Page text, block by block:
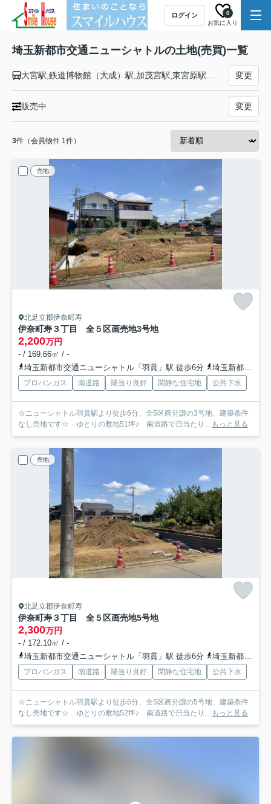
ログイン
お気に入り
0
埼玉新都市交通ニューシャトルの土地(売買)一覧
変更
販売中 変更
3件（会員物件 1件）
売地
北足立郡伊奈町寿
伊奈町寿３丁目 全５区画売地3号地
2,200万円
- / 169.66㎡ / -
埼玉新都市交通ニューシャトル「羽貫」駅 徒歩6分
埼玉新都市交通ニューシャトル「内宿」駅 徒歩12分
プロパンガス 南道路 陽当り良好 閑静な住宅地 公共下水
☆ニューシャトル羽貫駅より徒歩6分、全5区画分譲の3号地、建築条件
なし売地です☆ ゆとりの敷地51坪♪ 南道路で日当たり... もっと見る
売地
北足立郡伊奈町寿
伊奈町寿３丁目 全５区画売地5号地
2,300万円
- / 172.10㎡ / -
埼玉新都市交通ニューシャトル「羽貫」駅 徒歩6分
埼玉新都市交通ニューシャトル「内宿」駅 徒歩12分
プロパンガス 南道路 陽当り良好 閑静な住宅地 公共下水
☆ニューシャトル羽貫駅より徒歩6分、全5区画分譲の5号地、建築条件
なし売地です☆ ゆとりの敷地52坪♪ 南道路で日当たり... もっと見る